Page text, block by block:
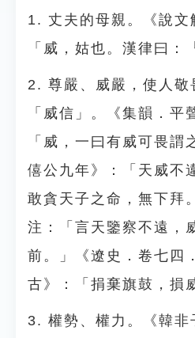
1. 丈夫的母親。《說文
「威，姑也。漢律曰：
2. 尊嚴、威嚴，使人敬
「威信」。《集韻．平
「威，一曰有威可畏謂
僖公九年》：「天威不
敢貪天子之命，無下拜
注：「言天鑒察不遠，
前。」《遼史．卷七四
古》：「捐棄旗鼓，損
3. 權勢、權力。《韓非